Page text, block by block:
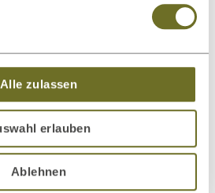
Alle zulassen
erlauben
Ablehnen